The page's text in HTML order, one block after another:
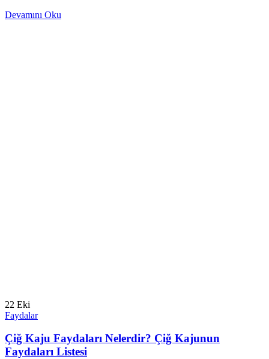
Devamını Oku
22 Eki
Faydalar
Çiğ Kaju Faydaları Nelerdir? Çiğ Kajunun
Faydaları Listesi